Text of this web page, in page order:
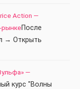
Action —
рынкеПосле
→ Открыть
—
курс "Волны